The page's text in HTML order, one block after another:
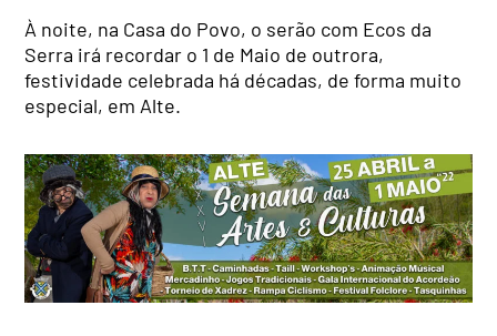
À noite, na Casa do Povo, o serão com Ecos da
Serra irá recordar o 1 de Maio de outrora,
festividade celebrada há décadas, de forma muito
especial, em Alte.